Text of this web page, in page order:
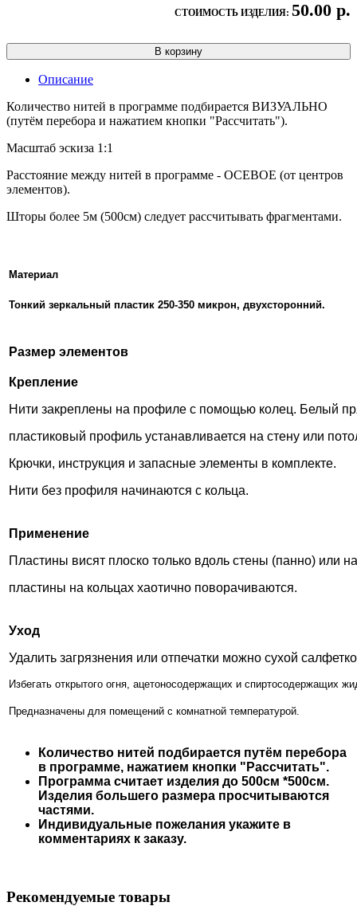
СТОИМОСТЬ ИЗДЕЛИЯ: 50.00 р.
В корзину
Описание
Количество нитей в программе подбирается ВИЗУАЛЬНО
(путём перебора и нажатием кнопки "Рассчитать").
Масштаб эскиза 1:1
Расстояние между нитей в программе - ОСЕВОЕ (от центров
элементов).
Шторы более 5м (500см) следует рассчитывать фрагментами.
Материал
Тонкий зеркальный пластик 250-350 микрон, двухсторонний.
Размер элементов
Крепление
Нити закреплены на профиле с помощью колец. Белый
пластиковый профиль устанавливается на стену или
Крючки, инструкция и запасные элементы в комплекте.
Нити без профиля начинаются с кольца.
Применение
Пластины висят плоско только вдоль стены (панно) или
пластины на кольцах хаотично поворачиваются.
Уход
Удалить загрязнения или отпечатки можно сухой
Избегать открытого огня, ацетоносодержащих и спиртосодержащих
Предназначены для помещений с комнатной температурой.
Количество нитей подбирается путём перебора
в программе, нажатием кнопки "Рассчитать".
Программа считает изделия до 500см *500см.
Изделия большего размера просчитываются
частями.
Индивидуальные пожелания укажите в
комментариях к заказу.
Рекомендуемые товары